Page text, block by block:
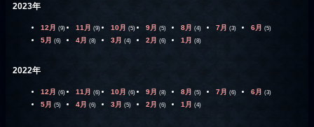
2023年
12月 (9) 11月 (9) 10月 (5) 9月 (5) 8月 (4) 7月 (3) 6月 (5)
5月 (6) 4月 (8) 3月 (4) 2月 (6) 1月 (8)
2022年
12月 (6) 11月 (6) 10月 (6) 9月 (8) 8月 (5) 7月 (6) 6月 (3)
5月 (5) 4月 (6) 3月 (5) 2月 (6) 1月 (4)